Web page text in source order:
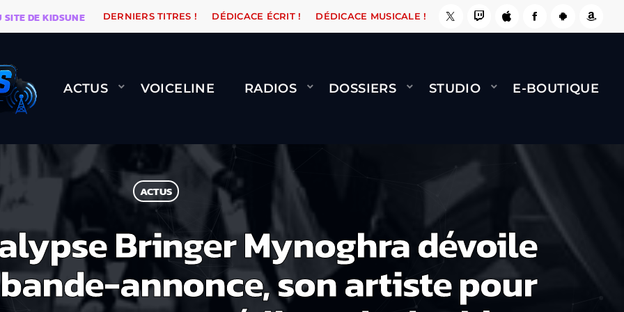
KIDSUNE WARÉTRO ORANGE ROAD QUI PASSE, ÇA LE FAIT ! NAMI BERNARD MINET - FLY
DERNIERS TITRES ! DÉDICACE ÉCRIT ! DÉDICACE MUSICALE !
ACTUS VOICELINE RADIOS DOSSIERS STUDIO E-BOUTIQUE
ACTUS
Bringer Mynoghra dévoile
annonce, son artiste pour